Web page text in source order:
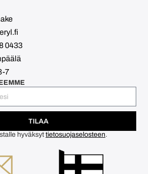
0433
7
TILAA
hyväksyt tietosuojaselosteen.